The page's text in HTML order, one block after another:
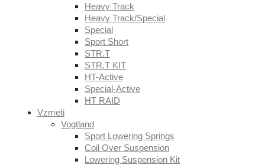
Heavy Track
Heavy Track/Special
Special
Sport Short
STR.T
STR.T KIT
HT-Active
Special-Active
HT RAID
Vzmeti
Vogtland
Sport Lowering Springs
Coil Over Suspension
Lowering Suspension Kit